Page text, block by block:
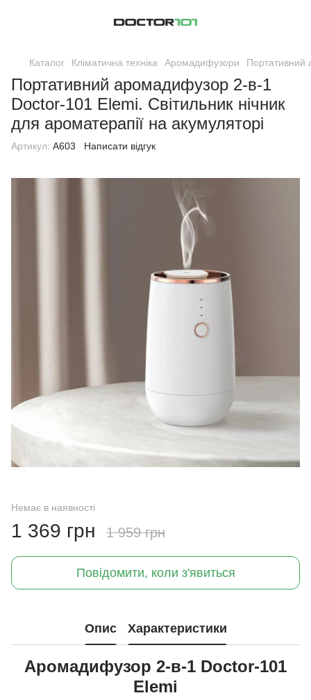
Каталог Кліматична техніка Аромадифузори Портативний
Портативний аромадифузор 2-в-1
Doctor-101 Elemi. Світильник нічник
для ароматерапії на акумуляторі
Артикул: A603 Написати відгук
Немає в наявності
1 369 грн 1 959 грн
Повідомити, коли з'явиться
Опис Характеристики
Аромадифузор 2-в-1 Doctor-101
Elemi